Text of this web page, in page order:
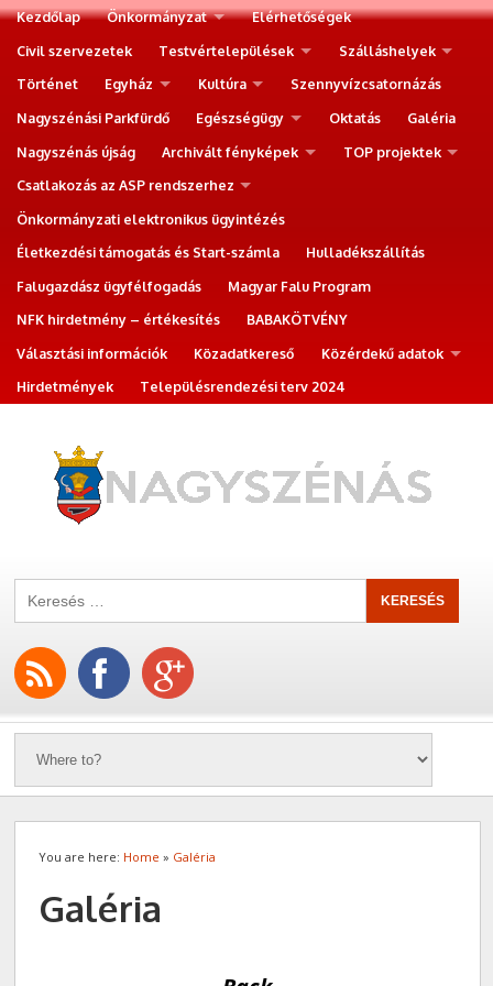
Kezdőlap Önkormányzat
Elérhetőségek
Civil szervezetek
Testvértelepülések
Szálláshelyek
Történet
Egyház Kultúra
Szennyvízcsatornázás
Nagyszénási Parkfürdő
Egészségügy Oktatás
Galéria
Nagyszénás újság
Archivált fényképek
TOP projektek
Csatlakozás az ASP rendszerhez
Önkormányzati elektronikus ügyintézés
Életkezdési támogatás és Start-számla
Hulladékszállítás
Falugazdász ügyfélfogadás
Magyar Falu Program
NFK hirdetmény – értékesítés
BABAKÖTVÉNY
Választási információk
Közadatkereső
Közérdekű adatok
Hirdetmények
Településrendezési terv 2024
You are here: Home » Galéria
Galéria